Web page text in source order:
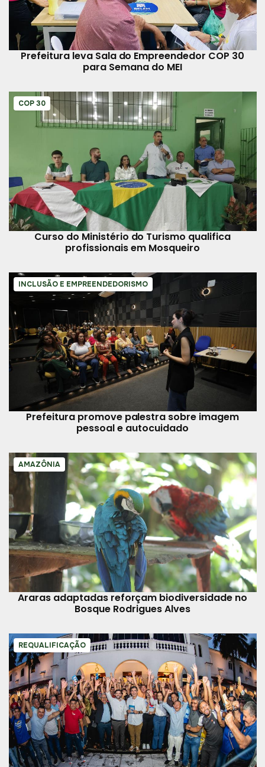
Prefeitura leva Sala do Empreendedor COP 30
para Semana do MEI
COP 30
Curso do Ministério do Turismo qualifica
profissionais em Mosqueiro
INCLUSÃO E EMPREENDEDORISMO
Prefeitura promove palestra sobre imagem
pessoal e autocuidado
AMAZÔNIA
Araras adaptadas reforçam biodiversidade no
Bosque Rodrigues Alves
REQUALIFICAÇÃO